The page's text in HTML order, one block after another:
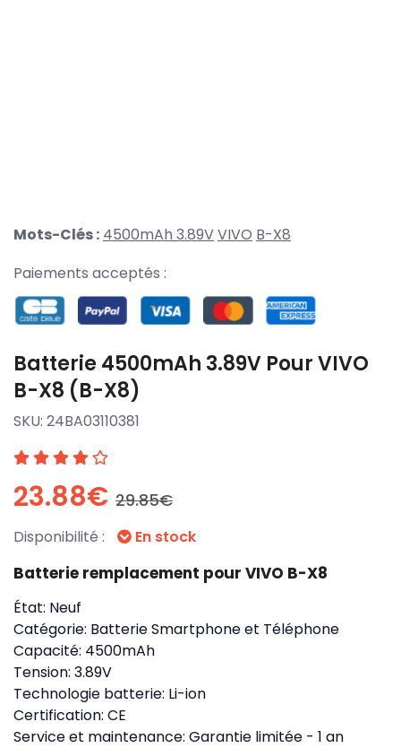
Mots-Clés : 4500mAh 3.89VVIVO B-X8
Paiements acceptés :
Batterie 4500mAh 3.89V Pour VIVO
B-X8 (B-X8)
SKU: 24BA03110381
23.88€ 29.85€
Disponibilité : En stock
Batterie remplacement pour VIVO B-X8
État: Neuf
Catégorie: Batterie Smartphone et Téléphone
Capacité: 4500mAh
Tension: 3.89V
Technologie batterie: Li-ion
Certification: CE
Service et maintenance: Garantie limitée - 1 an